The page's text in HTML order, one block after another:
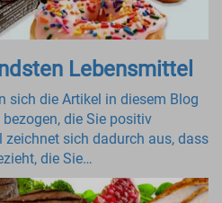
Lebensmittel
sich die Artikel in diesem Blog
die Sie positiv
zeichnet sich dadurch aus, dass
die Sie…